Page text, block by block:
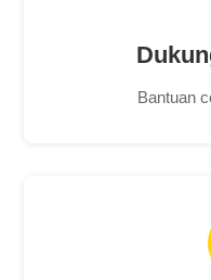
Bantuan